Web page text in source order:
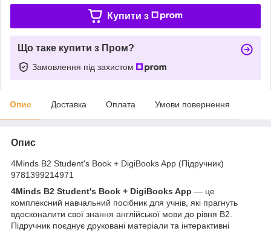
Купити з
Що таке купити з Пром?
Замовлення під захистом
Опис Доставка Оплата Умови повернення
Опис
4Minds B2 Student's Book + DigiBooks App (Підручник)
9781399214971
4Minds B2 Student's Book + DigiBooks App — це
комплексний навчальний посібник для учнів, які прагнуть
вдосконалити свої знання англійської мови до рівня B2.
Підручник поєднує друковані матеріали та інтерактивні